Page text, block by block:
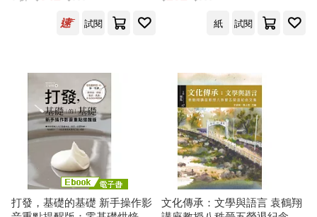
試閱
紙
試閱
打發，基礎的基礎 新手操作影
文化傳承：文學與語言 袁鶴翔